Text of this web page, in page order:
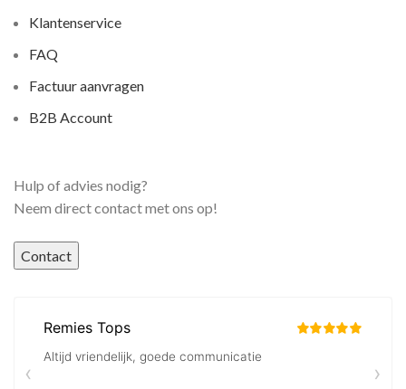
Klantenservice
FAQ
Factuur aanvragen
B2B Account
Hulp of advies nodig?
Neem direct contact met ons op!
Contact